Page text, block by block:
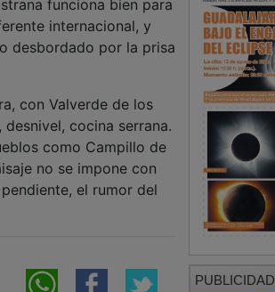
funciona bien para
internacional, y
desbordado por la prisa
con Valverde de los
cocina serrana.
como Campillo de
no se impone con
el rumor del
PUBLICIDAD